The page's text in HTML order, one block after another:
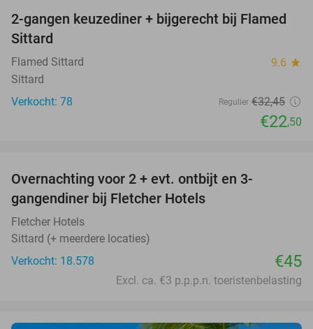
31%
2-gangen keuzediner + bijgerecht bij Flamed
Sittard
Flamed Sittard 9.6 star
Sittard
Verkocht: 78
Regulier €32,45
€22,50
Overnachting voor 2 + evt. ontbijt en 3-
gangendiner bij Fletcher Hotels
Fletcher Hotels
Sittard (+ meerdere locaties)
Verkocht: 18.578
€45
Excl. ca. €3 p.p.p.n. toeristenbelasting